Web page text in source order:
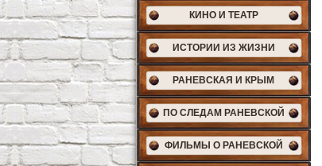
КИНО И ТЕАТР
ИСТОРИИ ИЗ ЖИЗНИ
РАНЕВСКАЯ И КРЫМ
ПО СЛЕДАМ РАНЕВСКОЙ
ФИЛЬМЫ О РАНЕВСКОЙ